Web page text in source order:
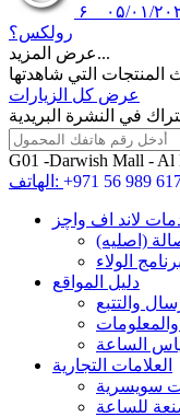
۶ ۰۱/۲۰۲۵
رولكس؟
عرض المزيد...
المنتجات التي شاهدتها
عرض كل الزيارات
في النشرة البريدية
G01 -Darwish Mall - Al
الهاتف: +971 56 989
لاند اف واچز
(اصلیه)
دليل المواقع
والتتبع
الساعة
العلامات التجارية
سويسرية
للساعة